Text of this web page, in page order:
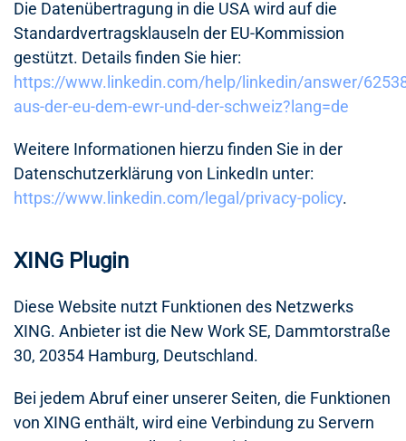
Die Datenübertragung in die USA wird auf die
Standardvertragsklauseln der EU-Kommission
gestützt. Details finden Sie hier:
https://www.linkedin.com/help/linkedin/answer/
aus-der-eu-dem-ewr-und-der-schweiz?lang=de
Weitere Informationen hierzu finden Sie in der
Datenschutzerklärung von LinkedIn unter:
https://www.linkedin.com/legal/privacy-policy.
XING Plugin
Diese Website nutzt Funktionen des Netzwerks
XING. Anbieter ist die New Work SE, Dammtorstraße
30, 20354 Hamburg, Deutschland.
Bei jedem Abruf einer unserer Seiten, die Funktionen
von XING enthält, wird eine Verbindung zu Servern